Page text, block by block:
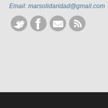
Email: marsolidaridad@gmail.com